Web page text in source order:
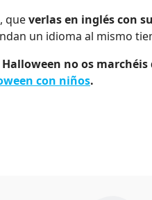
queverlas en inglés con
un idioma al mismo
no os
con niños.